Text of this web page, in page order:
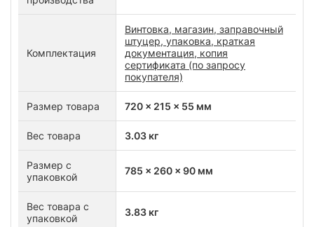
Комплектация
Винтовка, магазин, заправочный
штуцер, упаковка, краткая
документация, копия
сертификата (по запросу
покупателя)
Размер товара 720 x 215 x 55 мм
Вес товара 3.03 кг
Размер с
упаковкой
785 x 260 x 90 мм
Вес товара с
упаковкой
3.83 кг